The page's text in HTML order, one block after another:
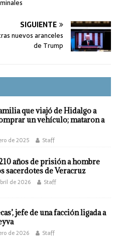
SIGUIENTE
nuevos aranceles
de Trump
que viajó de Hidalgo a
un vehículo; mataron a
de 2025 Staff
años de prisión a hombre
sacerdotes de Veracruz
de 2026 Staff
jefe de una facción ligada a
de 2026 Staff